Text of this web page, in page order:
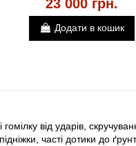
23 000 грн.
Додати в кошик
від ударів,
часті дотики до